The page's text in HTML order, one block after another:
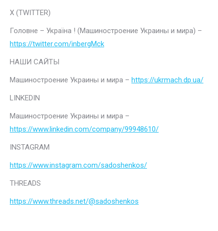
Х (TWITTER)
Головне – Україна ! (Машиностроение Украины и мира) –
https://twitter.com/inbergMck
НАШИ САЙТЫ
Машиностроение Украины и мира – https://ukrmach.dp.ua/
LINKEDIN
Машиностроение Украины и мира –
https://www.linkedin.com/company/99948610/
INSTAGRAM
https://www.instagram.com/sadoshenkos/
THREADS
https://www.threads.net/@sadoshenkos